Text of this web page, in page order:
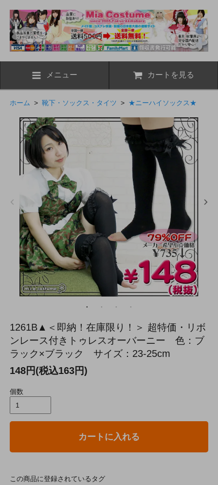
メニュー カートを見る
ホーム > 靴下・ソックス・タイツ > ★ニーハイソックス★
1261B▲＜即納！在庫限り！＞ 超特価・リボ
ンレース付きトゥレスオーバーニー 色：ブ
ラック×ブラック サイズ：23-25cm
148円(税込163円)
個数
カートに入れる
この商品に登録されているタグ